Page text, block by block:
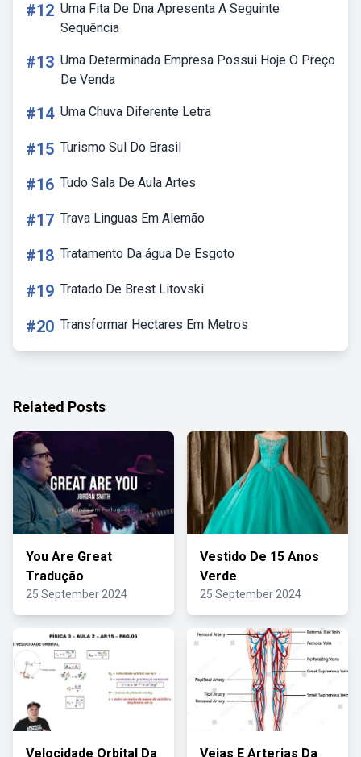
#12 Uma Fita De Dna Apresenta A Seguinte
Sequência
#13 Uma Determinada Empresa Possui Hoje O Preço
De Venda
#14 Uma Chuva Diferente Letra
#15 Turismo Sul Do Brasil
#16 Tudo Sala De Aula Artes
#17 Trava Linguas Em Alemão
#18 Tratamento Da água De Esgoto
#19 Tratado De Brest Litovski
#20 Transformar Hectares Em Metros
Related Posts
You Are Great
Tradução
25 September 2024
Vestido De 15 Anos
Verde
25 September 2024
Velocidade Orbital Da Veias E Arterias Da